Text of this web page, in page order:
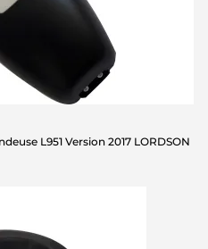
L951 Version 2017 LORDSON